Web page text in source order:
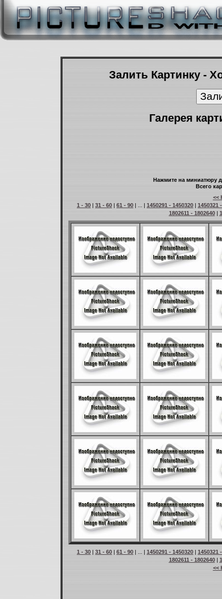
Залить Картинку -
Галерея
Нажмите на миниатюру
Всего
<<
1 - 30 | 31 - 60 | 61 - 90 | ... | 1450291 - 1450320 | 1450321
1802611 - 1802640|
1 - 30 | 31 - 60 | 61 - 90 | ... | 1450291 - 1450320 | 1450321
1802611 - 1802640|
<<